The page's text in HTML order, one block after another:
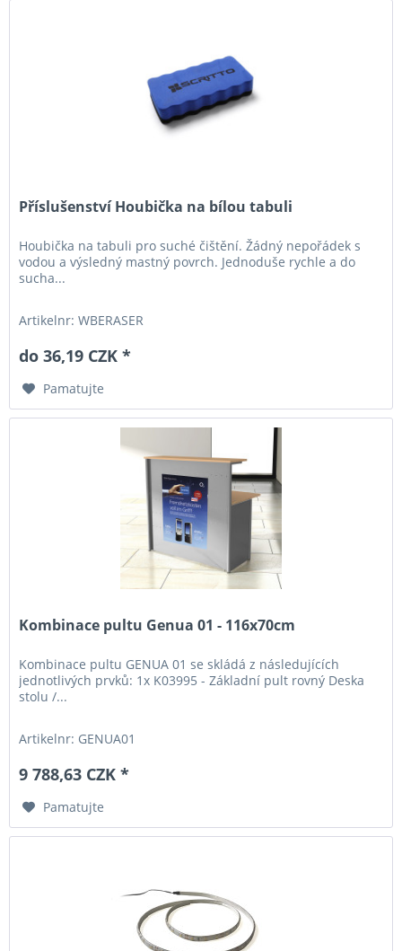
Příslušenství Houbička na bílou tabuli
Houbička na tabuli pro suché čištění. Žádný nepořádek s
vodou a výsledný mastný povrch. Jednoduše rychle a do
sucha...
Artikelnr: WBERASER
do 36,19 CZK *
Pamatujte
Kombinace pultu Genua 01 - 116x70cm
Kombinace pultu GENUA 01 se skládá z následujících
jednotlivých prvků: 1x K03995 - Základní pult rovný Deska
stolu /...
Artikelnr: GENUA01
9 788,63 CZK *
Pamatujte